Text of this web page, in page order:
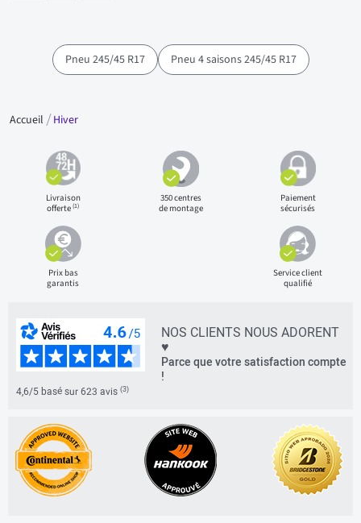
Pneu 245/45 R17 Pneu 4 saisons 245/45 R17
Accueil Hiver
Livraison
offerte(1)
350 centres
de montage
Paiement
sécurisés
Prix bas
garantis
Service client
qualifié
NOS CLIENTS NOUS ADORENT
♥
Parce que votre satisfaction compte
!
4,6/5 basé sur 623 avis (3)